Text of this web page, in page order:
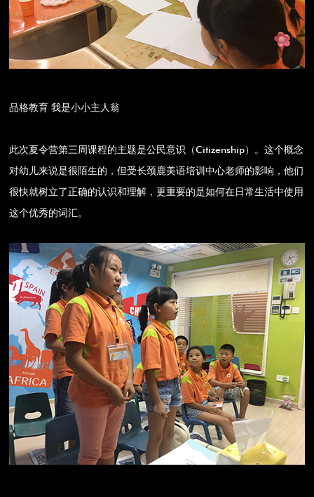
品格教育 我是小小主人翁
此次夏令营第三周课程的主题是公民意识（Citizenship）。这个概念
对幼儿来说是很陌生的，但受长颈鹿美语培训中心老师的影响，他们
很快就树立了正确的认识和理解，更重要的是如何在日常生活中使用
这个优秀的词汇。